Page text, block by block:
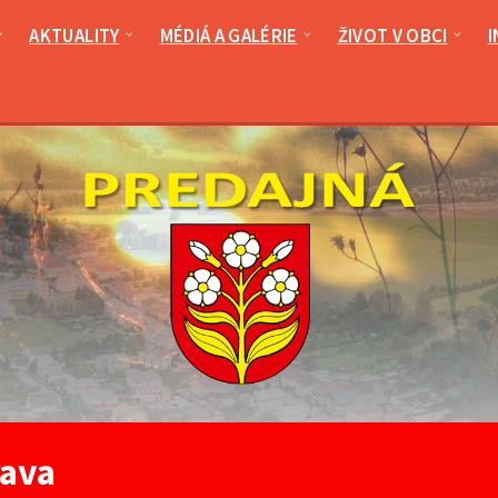
AKTUALITY MÉDIÁ A GALÉRIE ŽIVOT V OBCI